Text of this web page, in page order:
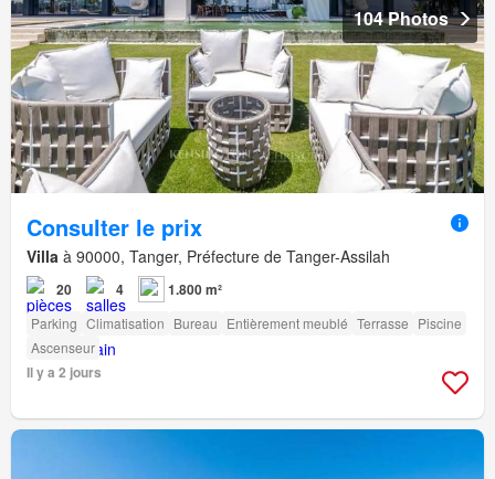
104 Photos
Consulter le prix
Villa à 90000, Tanger, Préfecture de Tanger-Assilah
20 4 1.800 m²
Parking Climatisation Bureau Entièrement meublé Terrasse Piscine
Ascenseur
Il y a 2 jours